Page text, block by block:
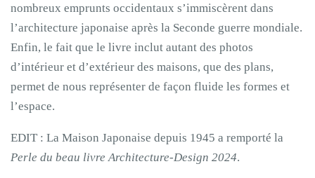
nombreux emprunts occidentaux s’immiscèrent dans
l’architecture japonaise après la Seconde guerre mondiale.
Enfin, le fait que le livre inclut autant des photos
d’intérieur et d’extérieur des maisons, que des plans,
permet de nous représenter de façon fluide les formes et
l’espace.
EDIT : La Maison Japonaise depuis 1945 a remporté la
Perle du beau livre Architecture-Design 2024.